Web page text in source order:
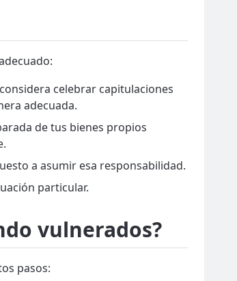
celebrar capitulaciones
adecuada.
de tus bienes propios
a asumir esa responsabilidad.
particular.
vulnerados?
pasos: